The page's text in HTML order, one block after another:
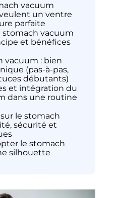
vacuum
un ventre
parfaite
stomach vacuum
et bénéfices
vacuum : bien
(pas-à-pas,
débutants)
et intégration du
dans une routine
le stomach
sécurité et
le stomach
silhouette